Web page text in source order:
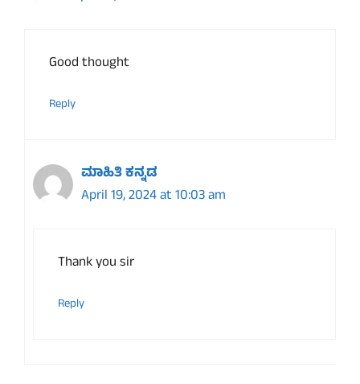
Good thought
Reply
ಮಾಹಿತಿ ಕನ್ನಡ
April 19, 2024 at 10:03 am
Thank you sir
Reply